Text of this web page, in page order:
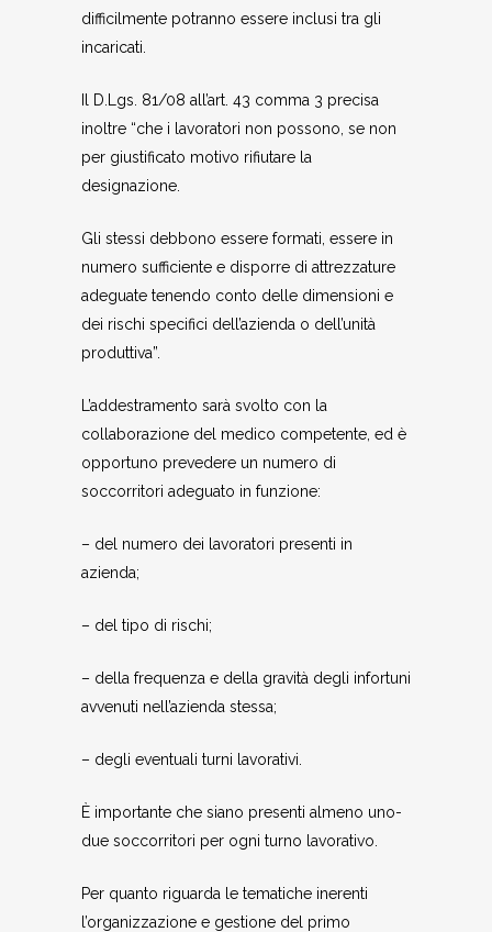
difficilmente potranno essere inclusi tra gli
incaricati.
Il D.Lgs. 81/08 all’art. 43 comma 3 precisa
inoltre “che i lavoratori non possono, se non
per giustificato motivo rifiutare la
designazione.
Gli stessi debbono essere formati, essere in
numero sufficiente e disporre di attrezzature
adeguate tenendo conto delle dimensioni e
dei rischi specifici dell’azienda o dell’unità
produttiva”.
L’addestramento sarà svolto con la
collaborazione del medico competente, ed è
opportuno prevedere un numero di
soccorritori adeguato in funzione:
– del numero dei lavoratori presenti in
azienda;
– del tipo di rischi;
– della frequenza e della gravità degli infortuni
avvenuti nell’azienda stessa;
– degli eventuali turni lavorativi.
È importante che siano presenti almeno uno-
due soccorritori per ogni turno lavorativo.
Per quanto riguarda le tematiche inerenti
l’organizzazione e gestione del primo